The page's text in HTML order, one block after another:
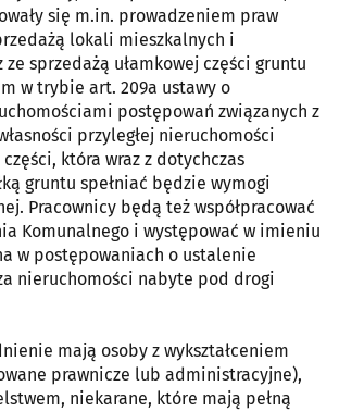
się m.in. prowadzeniem praw
lokali mieszkalnych i
ze sprzedażą ułamkowej części gruntu
w trybie art. 209a ustawy o
postępowań związanych z
przyległej nieruchomości
która wraz z dotychczas
gruntu spełniać będzie wymogi
Pracownicy będą też współpracować
Komunalnego i występować w imieniu
w postępowaniach o ustalenie
nieruchomości nabyte pod drogi
mają osoby z wykształceniem
prawnicze lub administracyjne),
niekarane, które mają pełną